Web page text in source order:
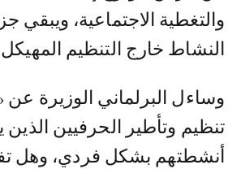
والتغطية الاجتماعية، ويبقي
النشاط خارج التنظيم
وساءل البرلماني الوزيرة عن
تنظيم وتأطير الحرفيين الذين
أنشطتهم بشكل فردي، وهل